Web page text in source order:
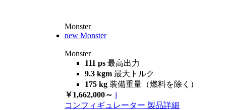
Monster
new Monster
Monster
111 ps 最高出力
9.3 kgm 最大トルク
175 kg 装備重量（燃料を除く）
￥1,662,000～ i
コンフィギュレーター 製品詳細